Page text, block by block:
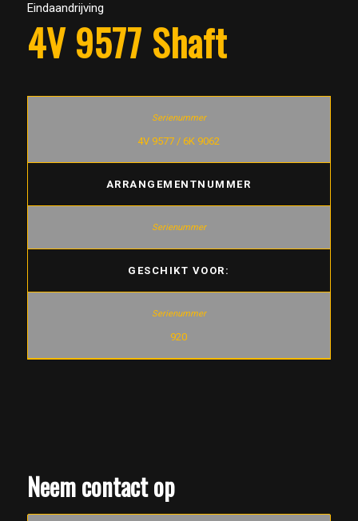
Eindaandrijving
4V 9577 Shaft
4V 9577 / 6K 9062
ARRANGEMENTNUMMER
GESCHIKT VOOR:
920
Neem contact op